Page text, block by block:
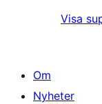
Visa
Om
Nyheter